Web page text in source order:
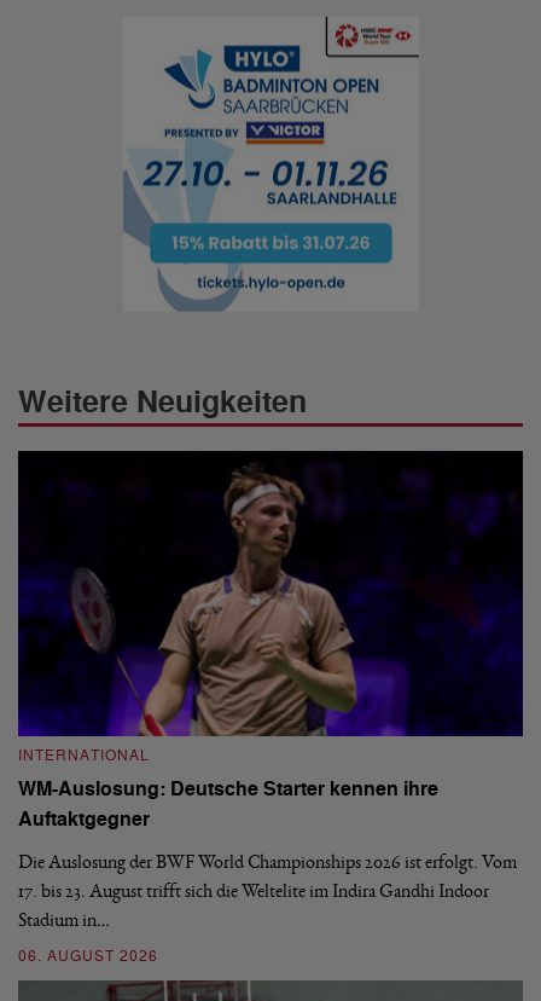
Weitere Neuigkeiten
INTERNATIONAL
WM-Auslosung: Deutsche Starter kennen ihre
Auftaktgegner
Die Auslosung der BWF World Championships 2026 ist erfolgt. Vom
17. bis 23. August trifft sich die Weltelite im Indira Gandhi Indoor
Stadium in…
06. AUGUST 2026